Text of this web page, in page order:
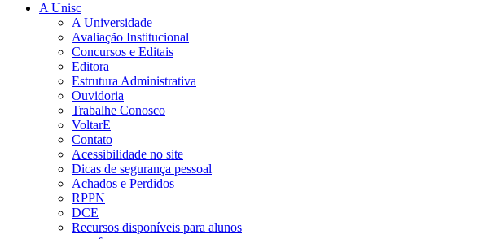
A Unisc
A Universidade
Avaliação Institucional
Concursos e Editais
Editora
Estrutura Administrativa
Ouvidoria
Trabalhe Conosco
VoltarE
Contato
Acessibilidade no site
Dicas de segurança pessoal
Achados e Perdidos
RPPN
DCE
Recursos disponíveis para alunos